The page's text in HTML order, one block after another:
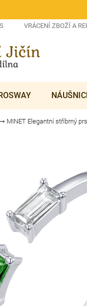
VRÁCENÍ ZBOŽÍ A
MINET Elegantní stříbrný